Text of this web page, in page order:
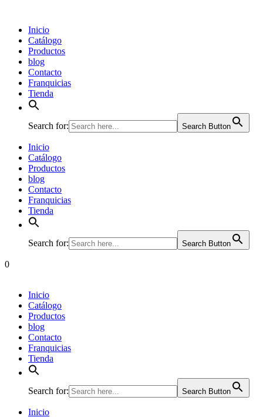
Inicio
Catálogo
Productos
blog
Contacto
Franquicias
Tienda
Search for: Search Button
Inicio
Catálogo
Productos
blog
Contacto
Franquicias
Tienda
Search for: Search Button
0
Inicio
Catálogo
Productos
blog
Contacto
Franquicias
Tienda
Search for: Search Button
Inicio